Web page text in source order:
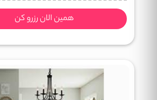
همین الان رزرو کن